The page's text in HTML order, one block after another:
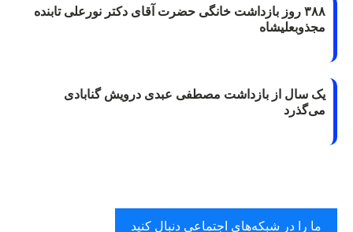
۳۸۸ روز بازداشت خانگی حضرت آقای دکتر نورعلی تابنده
مجذوبعلیشاه
یک سال از بازداشت مصطفی عبدی درویش گنابادی
می‌گذرد
ما را در شبکه‌های اجتماعی دنبال کنید